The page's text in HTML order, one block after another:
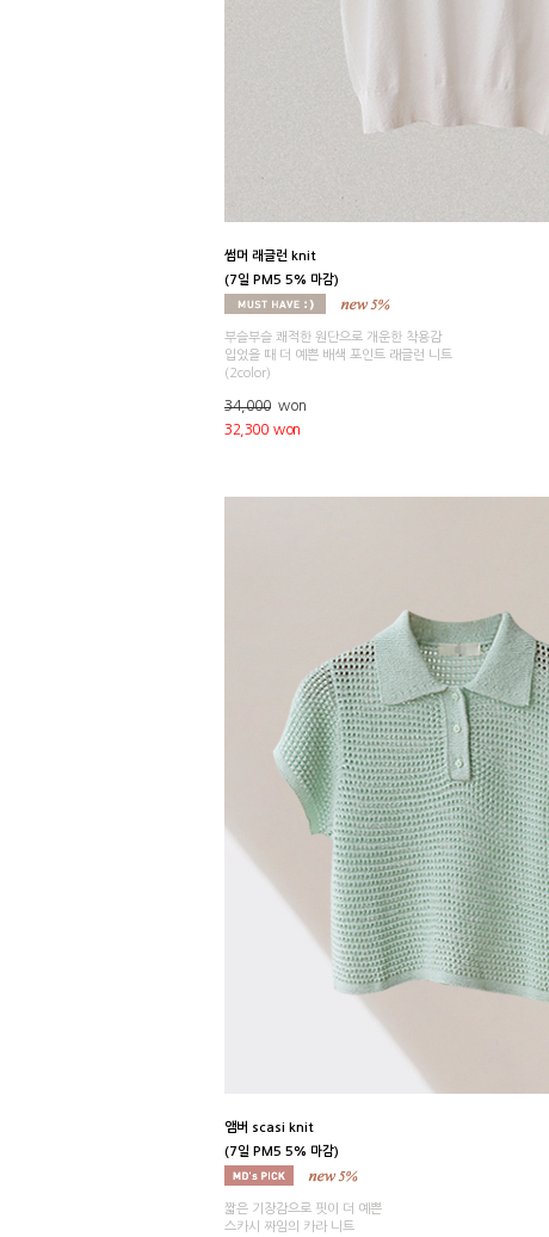
썸머 래글런 knit
(7일 PM5 5% 마감)
부슬부슬 쾌적한 원단으로 개운한 착용감
입었을 때 더 예쁜 배색 포인트 래글런 니트
(2color)
34,000 won
32,300 won
앰버 scasi knit
(7일 PM5 5% 마감)
짧은 기장감으로 핏이 더 예쁜
스카시 짜임의 카라 니트